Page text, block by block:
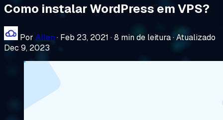
Como instalar WordPress em VPS?
Por Allen· Feb 23, 2021 ·8 min de leitura·Atualizado
Dec 9, 2023